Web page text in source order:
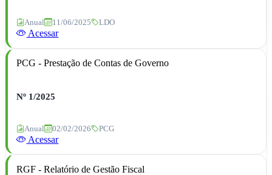
Anual 11/06/2025 LDO
Acessar
PCG - Prestação de Contas de Governo
Nº 1/2025
Anual 02/02/2026 PCG
Acessar
RGF - Relatório de Gestão Fiscal